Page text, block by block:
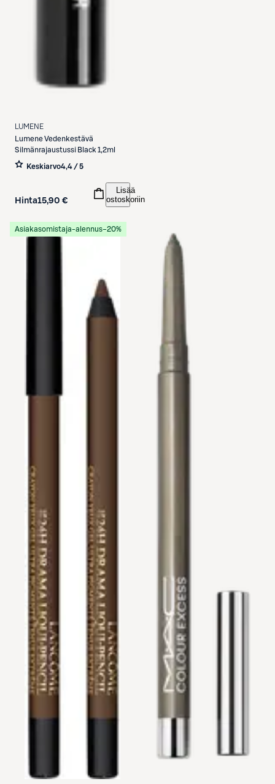
LUMENE
LumeneVedenkestävä
Silmänrajaustussi Black 1,2ml
Keskiarvo4,4 / 5
Hinta15,90 €
Lisää
ostoskoriin
Asiakasomistaja-alennus−20%